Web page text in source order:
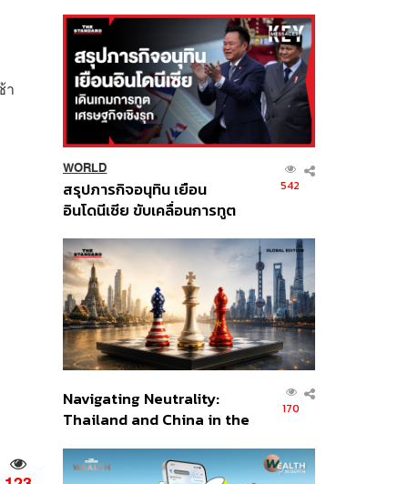
า
WORLD
สรุปภารกิจอนุทิน เยือน
อินโดนีเซีย ขับเคลื่อนการทูต
ส่วนยุทธศาสตร์ไทย –
อินโดนีเซีย
542
Navigating Neutrality:
Thailand and China in the
Order
170